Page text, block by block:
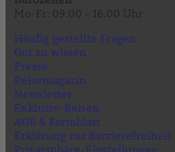
Häufig gestellte Fragen
Gut zu wissen
Presse
Reisemagazin
Newsletter
Exklusiv-Reisen
AGB & Formblatt
Erklärung zur Barrierefreiheit